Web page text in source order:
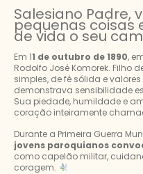
Salesiano Padre,
pequenas coisas
de vida o seu
Em 11 de outubro de 1890,
Rodolfo José Komorek. Filho
simples, de fé sólida e
demonstrava sensibilidade
Sua piedade, humildade e
coração inteiramente
Durante a Primeira Guerra
jovens paroquianos
como capelão militar,
coragem.